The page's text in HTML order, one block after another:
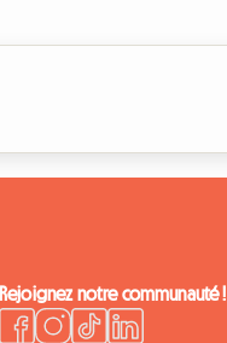
Rejoignez notre communauté !